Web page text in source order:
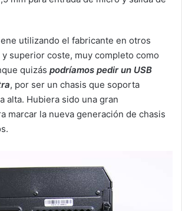
utilizando el fabricante en otros
superior coste, muy completo como
quizás podríamos pedir un USB
, por ser un chasis que soporta
alta. Hubiera sido una gran
marcar la nueva generación de chasis